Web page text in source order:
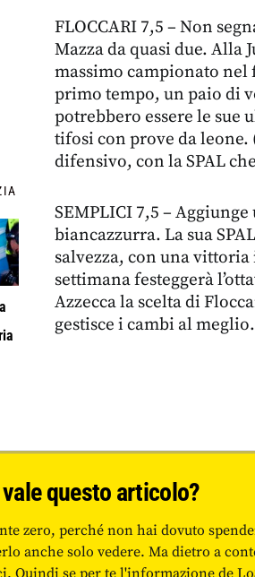
FLOCCARI 7,5 – Non
Mazza da quasi due. Alla
massimo campionato nel
primo tempo, un paio di
potrebbero essere le sue
tifosi con prove da leone.
difensivo, con la SPAL
SEMPLICI 7,5 –
biancazzurra. La sua
salvezza, con una vittoria
settimana festeggerà
Azzecca la scelta di
gestisce i cambi al
questo articolo?
zero, perché non hai dovuto
anche solo vedere. Ma dietro a
Quindi se per te l'informazione de